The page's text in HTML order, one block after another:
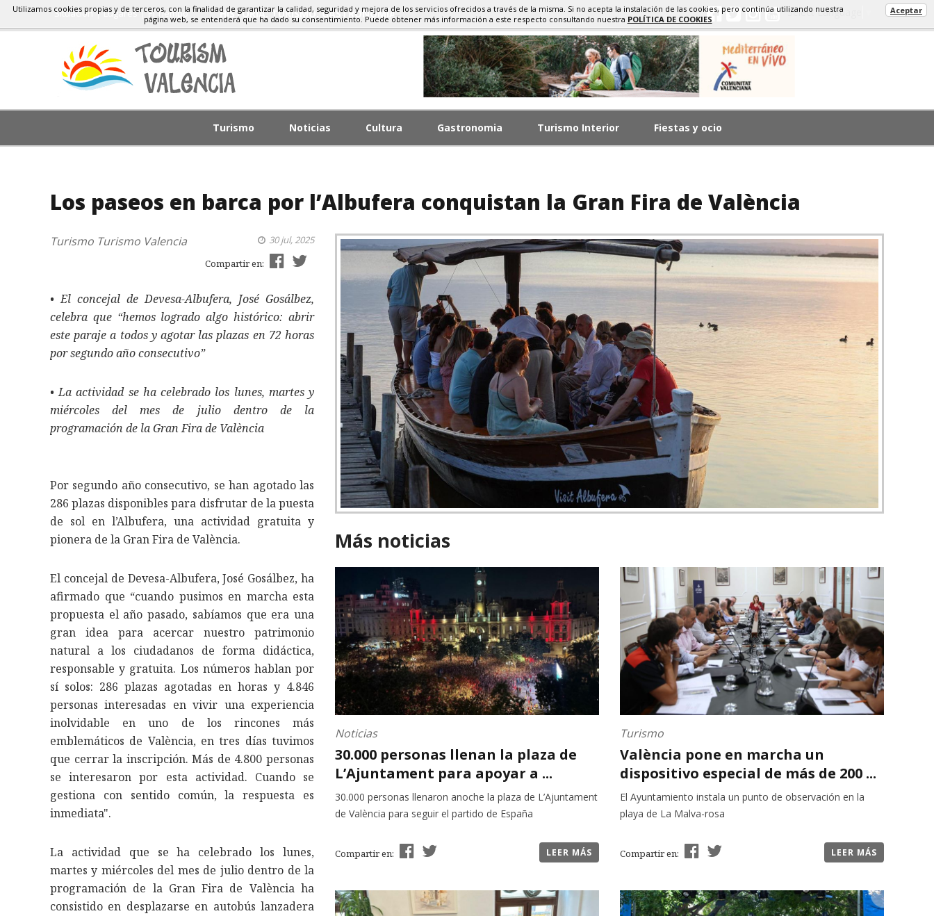
Situacion Lugares El Tiempo HISTORIA, TURISMO, GASTRONOMÍA Select Language
Turismo Noticias Cultura Gastronomia Turismo Interior Fiestas y ocio
Los paseos en barca por l’Albufera conquistan la Gran Fira de València
Turismo Turismo Valencia
30 jul, 2025
Compartir en:
• El concejal de Devesa-Albufera, José Gosálbez,
celebra que “hemos logrado algo histórico: abrir
este paraje a todos y agotar las plazas en 72 horas
por segundo año consecutivo”
• La actividad se ha celebrado los lunes, martes y
miércoles del mes de julio dentro de la
programación de la Gran Fira de València
Por segundo año consecutivo, se han agotado las
286 plazas disponibles para disfrutar de la puesta
de sol en l’Albufera, una actividad gratuita y
pionera de la Gran Fira de València.
El concejal de Devesa-Albufera, José Gosálbez, ha
afirmado que “cuando pusimos en marcha esta
propuesta el año pasado, sabíamos que era una
gran idea para acercar nuestro patrimonio
natural a los ciudadanos de forma didáctica,
responsable y gratuita. Los números hablan por
sí solos: 286 plazas agotadas en horas y 4.846
personas interesadas en vivir una experiencia
inolvidable en uno de los rincones más
emblemáticos de València, en tres días tuvimos
que cerrar la inscripción. Más de 4.800 personas
se interesaron por esta actividad. Cuando se
gestiona con sentido común, la respuesta es
inmediata".
La actividad que se ha celebrado los lunes,
martes y miércoles del mes de julio dentro de la
programación de la Gran Fira de València ha
consistido en desplazarse en autobús lanzadera
Más noticias
Noticias
30.000 personas llenan la plaza de
L’Ajuntament para apoyar a ...
30.000 personas llenaron anoche la plaza de L’Ajuntament
de València para seguir el partido de España
Compartir en: LEER MÁS
Turismo
València pone en marcha un
dispositivo especial de más de 200 ...
El Ayuntamiento instala un punto de observación en la
playa de La Malva-rosa
Compartir en: LEER MÁS
Utilizamos cookies propias y de terceros, con la finalidad de garantizar la calidad, seguridad y mejora de los servicios ofrecidos a través de la misma. Si no acepta la instalación de las cookies, pero continúa utilizando nuestra
página web, se entenderá que ha dado su consentimiento. Puede obtener más información a este respecto consultando nuestra POLÍTICA DE COOKIES
Aceptar